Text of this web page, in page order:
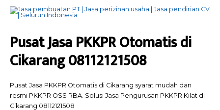
Pusat Jasa PKKPR Otomatis di
Cikarang 08112121508
Pusat Jasa PKKPR Otomatis di Cikarang syarat mudah dan
resmi PKKPR OSS RBA. Solusi Jasa Pengurusan PKKPR Kilat di
Cikarang 08112121508